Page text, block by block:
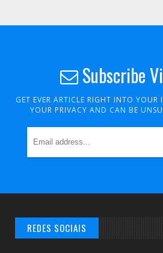
Subscribe
GET EVER ARTICLE RIGHT INTO YOUR
YOUR PRIVACY AND CAN BE
REDES SOCIAIS